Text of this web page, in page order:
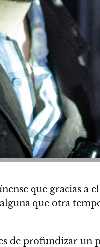
que gracias a
que otra
de profundizar un